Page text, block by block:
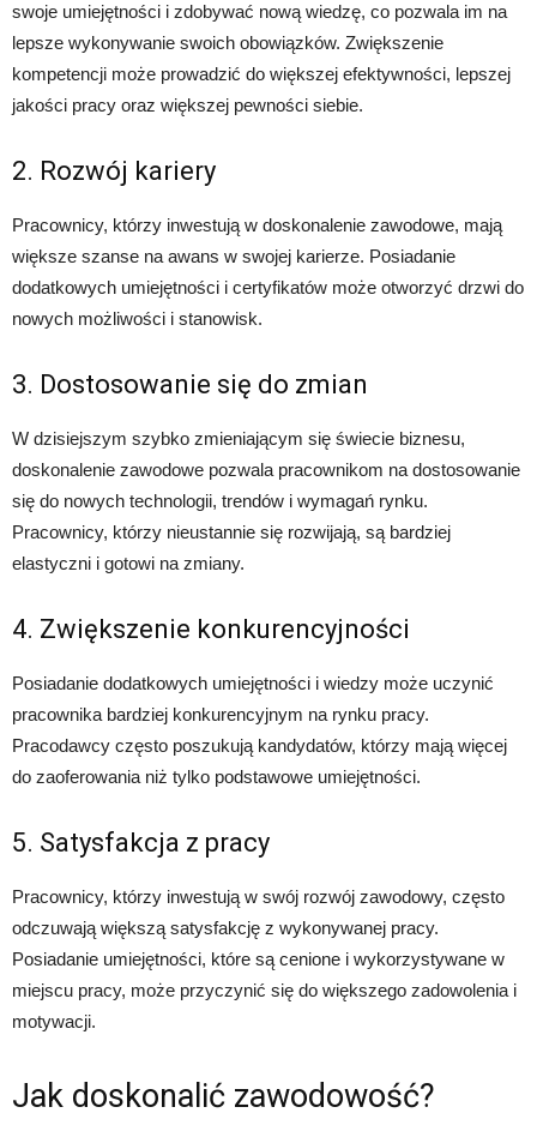
swoje umiejętności i zdobywać nową wiedzę, co pozwala im na
lepsze wykonywanie swoich obowiązków. Zwiększenie
kompetencji może prowadzić do większej efektywności, lepszej
jakości pracy oraz większej pewności siebie.
2. Rozwój kariery
Pracownicy, którzy inwestują w doskonalenie zawodowe, mają
większe szanse na awans w swojej karierze. Posiadanie
dodatkowych umiejętności i certyfikatów może otworzyć drzwi do
nowych możliwości i stanowisk.
3. Dostosowanie się do zmian
W dzisiejszym szybko zmieniającym się świecie biznesu,
doskonalenie zawodowe pozwala pracownikom na dostosowanie
się do nowych technologii, trendów i wymagań rynku.
Pracownicy, którzy nieustannie się rozwijają, są bardziej
elastyczni i gotowi na zmiany.
4. Zwiększenie konkurencyjności
Posiadanie dodatkowych umiejętności i wiedzy może uczynić
pracownika bardziej konkurencyjnym na rynku pracy.
Pracodawcy często poszukują kandydatów, którzy mają więcej
do zaoferowania niż tylko podstawowe umiejętności.
5. Satysfakcja z pracy
Pracownicy, którzy inwestują w swój rozwój zawodowy, często
odczuwają większą satysfakcję z wykonywanej pracy.
Posiadanie umiejętności, które są cenione i wykorzystywane w
miejscu pracy, może przyczynić się do większego zadowolenia i
motywacji.
Jak doskonalić zawodowość?